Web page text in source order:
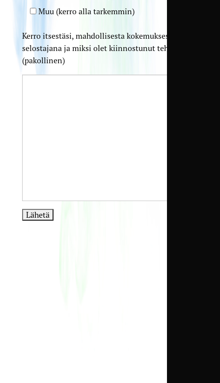
Muu (kerro alla tarkemmin)
Kerro itsestäsi, mahdollisesta kokemuksestasi
selostajana ja miksi olet kiinnostunut tehtävästä
(pakollinen)